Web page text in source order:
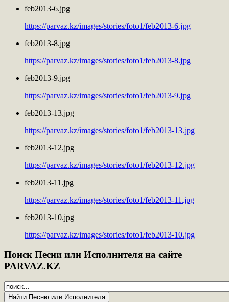
feb2013-6.jpg
https://parvaz.kz/images/stories/foto1/feb2013-6.jpg
feb2013-8.jpg
https://parvaz.kz/images/stories/foto1/feb2013-8.jpg
feb2013-9.jpg
https://parvaz.kz/images/stories/foto1/feb2013-9.jpg
feb2013-13.jpg
https://parvaz.kz/images/stories/foto1/feb2013-13.jpg
feb2013-12.jpg
https://parvaz.kz/images/stories/foto1/feb2013-12.jpg
feb2013-11.jpg
https://parvaz.kz/images/stories/foto1/feb2013-11.jpg
feb2013-10.jpg
https://parvaz.kz/images/stories/foto1/feb2013-10.jpg
Поиск Песни или Исполнителя на сайте
PARVAZ.KZ